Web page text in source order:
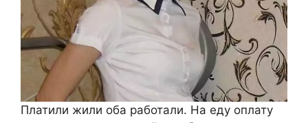
Платили жили оба работали. На еду оплату